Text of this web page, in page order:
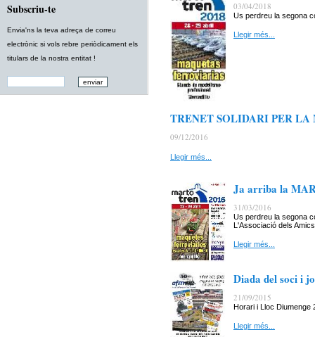
Subscriu-te
Envia'ns la teva adreça de correu
electrònic si vols rebre periòdicament els
titulars de la nostra entitat !
03/04/2018
Us perdreu la segona
Llegir més...
TRENET SOLIDARI PER LA
09/12/2016
Llegir més...
Ja arriba la
31/03/2016
Us perdreu la segona
L'Associació dels
Llegir més...
Diada del soci i
21/09/2015
Horari i Lloc Diumenge
Llegir més...